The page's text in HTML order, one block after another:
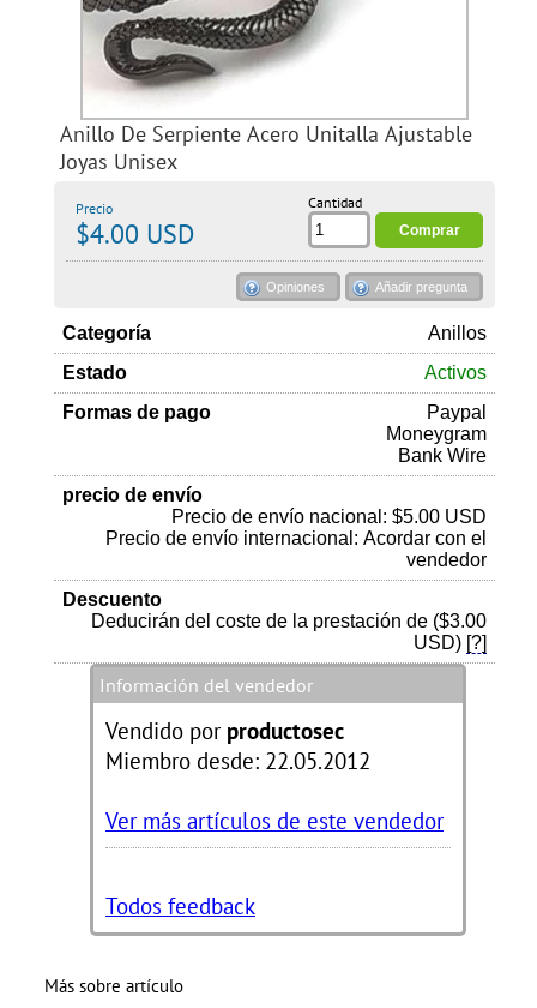
Anillo De Serpiente Acero Unitalla Ajustable
Joyas Unisex
Precio
$4.00 USD
Cantidad
Opiniones Añadir pregunta
Categoría
Anillos
Estado
Activos
Formas de pago
Paypal
Moneygram
Bank Wire
precio de envío
Precio de envío nacional: $5.00 USD
Precio de envío internacional: Acordar con el
vendedor
Descuento
Deducirán del coste de la prestación de ($3.00
USD) [?]
Información del vendedor
Vendido por productosec
Miembro desde: 22.05.2012
Ver más artículos de este vendedor
Todos feedback
Más sobre artículo